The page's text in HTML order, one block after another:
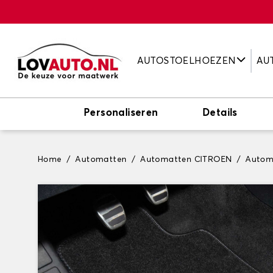
AUTOSTOELHOEZEN
Personaliseren Details
Home Automatten Automatten CITROEN